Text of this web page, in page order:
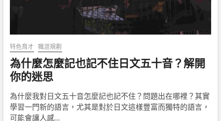
本
”
特色育才 職涯規劃
為什麼怎麼記也記不住日文五十音？解開
你的迷思
為什麼我對日文五十音怎麼記也記不住？問題出在哪裡？其實
學習一門新的語言，尤其是對於日文這樣豐富而獨特的語言，
可能會讓人感…